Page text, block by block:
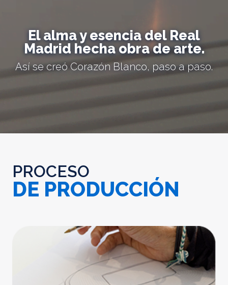
El alma y esencia del Real
Madrid hecha obra de arte.
Así se creó Corazón Blanco, paso a paso.
PROCESO
DE PRODUCCIÓN